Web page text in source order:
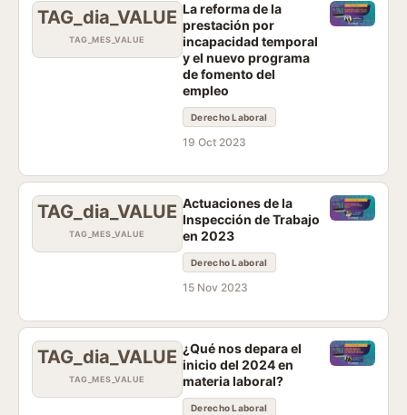
TAG_dia_VALUE
TAG_MES_VALUE
La reforma de la
prestación por
incapacidad temporal
y el nuevo programa
de fomento del
empleo
Derecho Laboral
19 Oct 2023
TAG_dia_VALUE
TAG_MES_VALUE
Actuaciones de la
Inspección de Trabajo
en 2023
Derecho Laboral
15 Nov 2023
TAG_dia_VALUE
TAG_MES_VALUE
¿Qué nos depara el
inicio del 2024 en
materia laboral?
Derecho Laboral